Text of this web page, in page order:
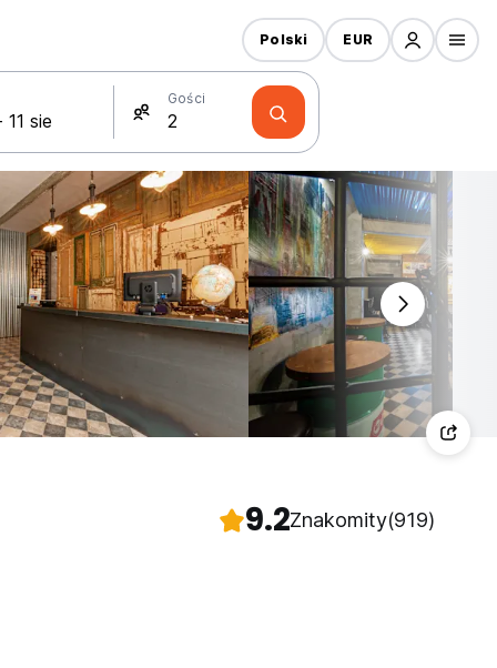
Gości
Polski EUR
9.2Znakomity(919)